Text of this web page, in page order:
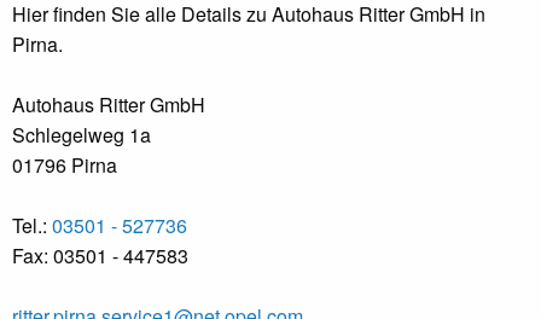
Hier finden Sie alle Details zu Autohaus Ritter GmbH in
Pirna.
Autohaus Ritter GmbH
Schlegelweg 1a
01796 Pirna
Tel.: 03501 - 527736
Fax: 03501 - 447583